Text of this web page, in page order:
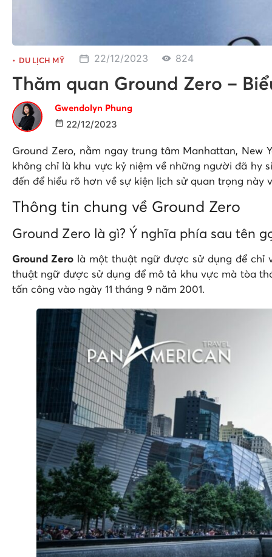
DU LỊCH MỸ 22/12/2023 824
Thăm quan Ground Zero –
Gwendolyn Phung
22/12/2023
Ground Zero, nằm ngay trung tâm Manhattan, New
không chỉ là khu vực kỷ niệm về những người đã hy
đến để hiểu rõ hơn về sự kiện lịch sử quan trọng này
Thông tin chung về Ground Zero
Ground Zero là gì? Ý nghĩa phía sau tên
Ground Zero là một thuật ngữ được sử dụng để
thuật ngữ được sử dụng để mô tả khu vực mà tòa
tấn công vào ngày 11 tháng 9 năm 2001.